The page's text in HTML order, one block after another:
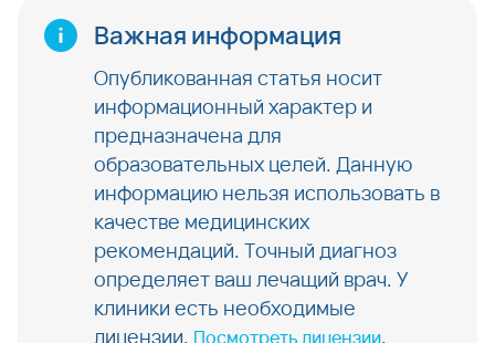
Важная информация
Опубликованная статья носит
информационный характер и
предназначена для
образовательных целей. Данную
информацию нельзя использовать в
качестве медицинских
рекомендаций. Точный диагноз
определяет ваш лечащий врач. У
клиники есть необходимые
лицензии. Посмотреть лицензии.